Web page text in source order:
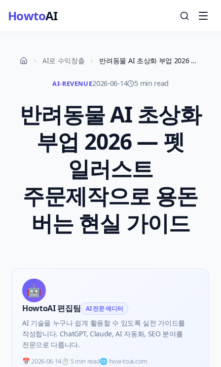
HowtoAI
AI로 수익창출 반려동물 AI 초상화 부업 2026 — 펫 일러스트 주문제작으로 용돈 버는 현실 가이드
AI-REVENUE2026-06-14 5 min read
반려동물 AI 초상화
부업 2026 — 펫
일러스트
주문제작으로 용돈
버는 현실 가이드
🤖
HowtoAI 편집팀 AI 전문 에디터
AI 기술을 누구나 쉽게 활용할 수 있도록 실전 가이드를
작성합니다. ChatGPT, Claude, AI 자동화, SEO 분야를
전문으로 다룹니다.
📅2026-06-14⏱️ 5 min read🌐 how-toai.com